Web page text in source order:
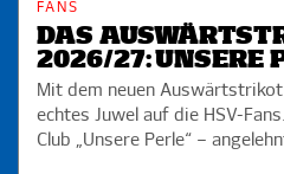
FANS
DAS
2026/27: UNSERE
Mit dem neuen
echtes Juwel auf die HSV-
Club „Unsere Perle“ –